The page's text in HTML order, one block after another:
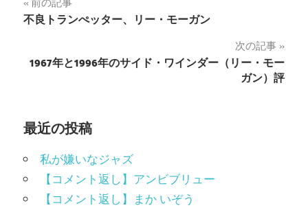
投
稿
ナ
ゲ
ー
シ
ョ
不良トランぺッター、リー・モーガン
次の記事
1967年と1996年のサイド・ワインダー（リー・モー
ガン）評
最近の投稿
私が嫌いなジャズ
【コメント返し】アンビブリュー
【コメント返し】まか いぞう